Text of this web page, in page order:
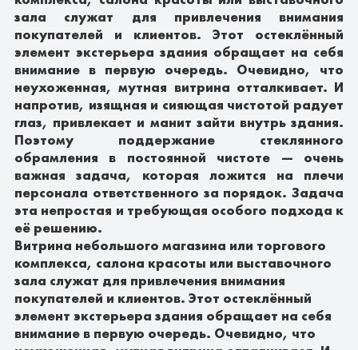
зала служат для привлечения внимания
покупателей и клиентов. Этот остеклённый
элемент экстерьера здания обращает на себя
внимание в первую очередь. Очевидно, что
неухоженная, мутная витрина отталкивает. И
напротив, изящная и сияющая чистотой радует
глаз, привлекает и манит зайти внутрь здания.
Поэтому поддержание стеклянного
обрамления в постоянной чистоте — очень
важная задача, которая ложится на плечи
персонала ответственного за порядок. Задача
эта непростая и требующая особого подхода к
её решению.
Витрина небольшого магазина или торгового
комплекса, салона красоты или выставочного
зала служат для привлечения внимания
покупателей и клиентов. Этот остеклённый
элемент экстерьера здания обращает на себя
внимание в первую очередь. Очевидно, что